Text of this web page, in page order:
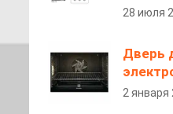
28 июля
Дверь
2 января